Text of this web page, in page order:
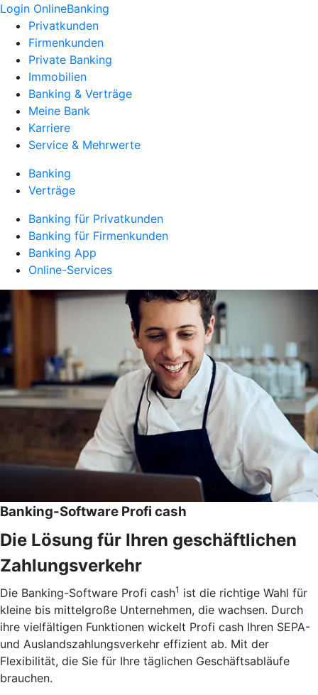
Login OnlineBanking
Privatkunden
Firmenkunden
Private Banking
Immobilien
Banking & Verträge
Meine Bank
Karriere
Service & Mehrwerte
Banking
Verträge
Banking für Privatkunden
Banking für Firmenkunden
Banking App
Online-Services
Banking-Software Profi cash
Die Lösung für Ihren geschäftlichen
Zahlungsverkehr
Die Banking-Software Profi cash1 ist die richtige Wahl für
kleine bis mittelgroße Unternehmen, die wachsen. Durch
ihre vielfältigen Funktionen wickelt Profi cash Ihren SEPA-
und Auslandszahlungsverkehr effizient ab. Mit der
Flexibilität, die Sie für Ihre täglichen Geschäftsabläufe
brauchen.